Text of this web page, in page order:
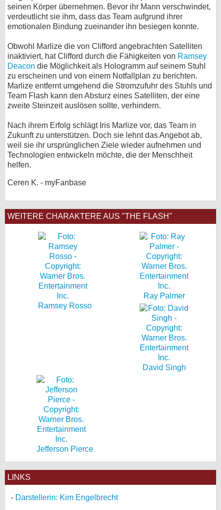
seinen Körper übernehmen. Bevor ihr Mann verschwindet,
verdeutlicht sie ihm, dass das Team aufgrund ihrer
emotionalen Bindung zueinander ihn besiegen konnte.
Obwohl Marlize die von Clifford angebrachten Satelliten
inaktiviert, hat Clifford durch die Fähigkeiten von Ramsey
Deacon die Möglichkeit als Hologramm auf seinem Stuhl
zu erscheinen und von einem Notfallplan zu berichten.
Marlize entfernt umgehend die Stromzufuhr des Stuhls und
Team Flash kann den Absturz eines Satelliten, der eine
zweite Steinzeit auslösen sollte, verhindern.
Nach ihrem Erfolg schlägt Iris Marlize vor, das Team in
Zukunft zu unterstützen. Doch sie lehnt das Angebot ab,
weil sie ihr ursprünglichen Ziele wieder aufnehmen und
Technologien entwickeln möchte, die der Menschheit
helfen.
Ceren K. - myFanbase
WEITERE CHARAKTERE AUS "THE FLASH"
Ramsey Rosso
Ray Palmer
David Singh
Jefferson Pierce
LINKS
Darstellerin: Kim Engelbrecht